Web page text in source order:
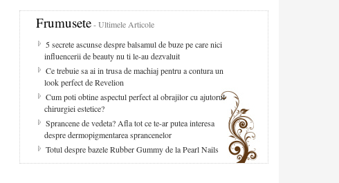
Frumusete- Ultimele Articole
5 secrete ascunse despre balsamul de buze pe care nici
influencerii de beauty nu ti le-au dezvaluit
Ce trebuie sa ai in trusa de machiaj pentru a contura un
look perfect de Revelion
Cum poti obtine aspectul perfect al obrajilor cu ajutorul
chirurgiei estetice?
Sprancene de vedeta? Afla tot ce te-ar putea interesa
despre dermopigmentarea sprancenelor
Totul despre bazele Rubber Gummy de la Pearl Nails